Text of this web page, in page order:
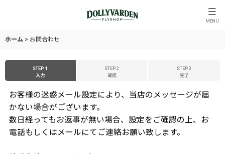
MENU
ホーム > お問合わせ
STEP 1
入力
STEP 2
確認
STEP 3
完了
お客様の迷惑メール設定により、当店のメッセージが届
かない場合がございます。
数日経ってもお返事が無い場合、設定をご確認の上、お
電話もしくはメールにてご連絡お願い致します。